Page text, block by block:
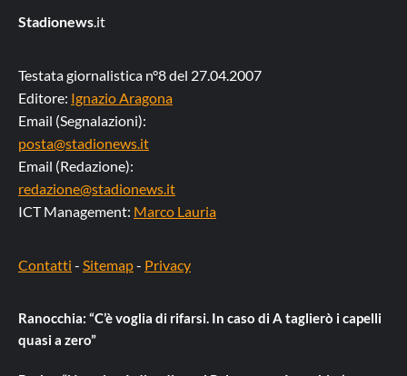
Stadionews.it
Testata giornalistica n°8 del 27.04.2007
Editore: Ignazio Aragona
Email (Segnalazioni):
posta@stadionews.it
Email (Redazione):
redazione@stadionews.it
ICT Management: Marco Lauria
Contatti - Sitemap- Privacy
Ranocchia: “C’è voglia di rifarsi. In caso di A taglierò i capelli
quasi a zero”